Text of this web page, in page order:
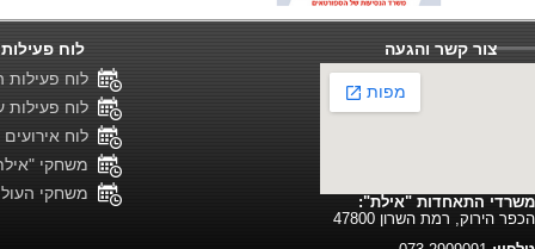
לוח
לוח
לוח פעילות
לוח
משחקי
משחקי
צור קשר והגעה
משרדי התאחדות "אילת":
הכפר הירוק, רמת השרון 47800